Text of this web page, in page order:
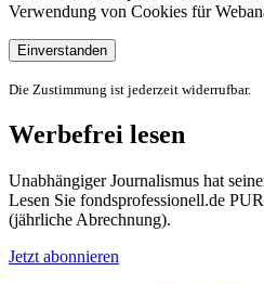
Verwendung von Cookies für
Einverstanden
Die Zustimmung ist jederzeit widerrufbar.
Werbefrei lesen
Unabhängiger Journalismus hat
Lesen Sie fondsprofessionell.de
(jährliche Abrechnung).
Jetzt abonnieren